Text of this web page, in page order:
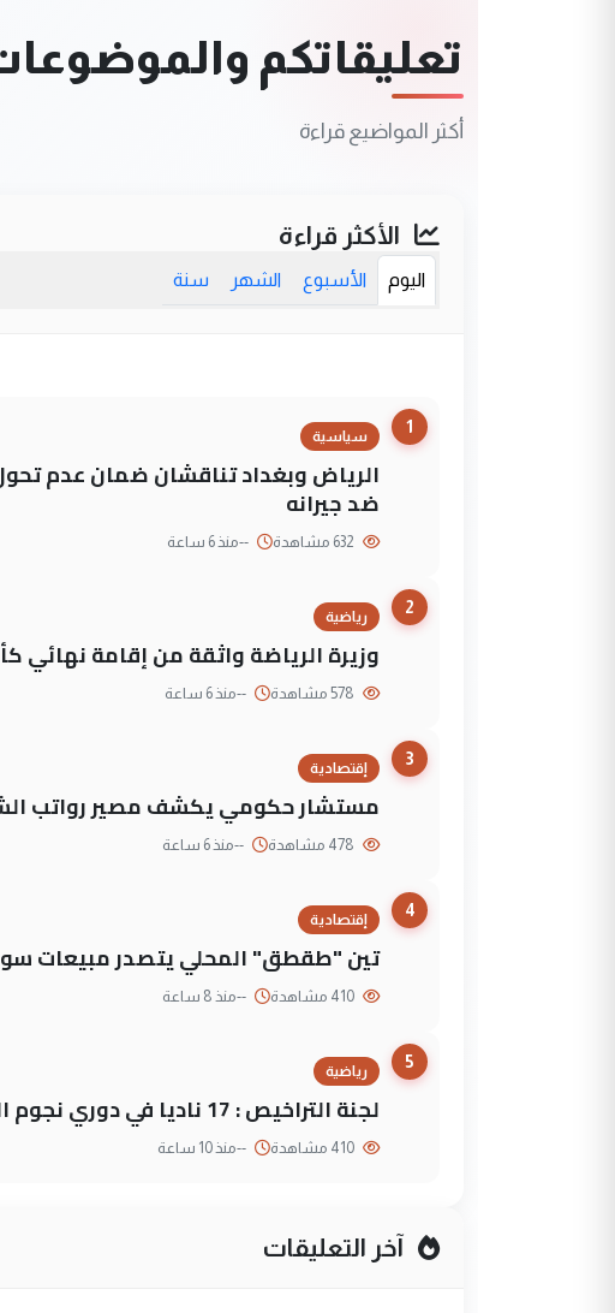
تعليقاتكم والموضوعات
أكثر المواضيع قراءة
الأكثر قراءة
اليوم الأسبوع الشهر سنة
1
سياسية
الرياض وبغداد تناقشان ضمان عدم
ضد جيرانه
--منذ 6 ساعة
2
رياضية
وزيرة الرياضة واثقة من إقامة نهائي كأس العالم
--منذ 6 ساعة
3
إقتصادية
مستشار حكومي يكشف مصير رواتب
--منذ 6 ساعة
4
إقتصادية
تين "طقطق" المحلي يتصدر مبيعات
--منذ 8 ساعة
5
رياضية
لجنة التراخيص : 17 ناديا في دوري نجوم العراق و3 فرق خارج الضوابط
--منذ 10 ساعة
آخر التعليقات